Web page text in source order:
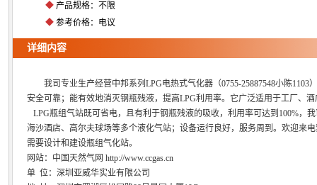
◆ 产品规格：不限
◆ 参考价格：电议
详细内容
我司专业生产经营中邦系列LPG电热式气化器（0755-25887548小陈
安全可靠；能有效地消灭钢瓶残液，提高LPG利用率。它广泛适用于工厂
LPG瓶组气站既可省电，且有利于钢瓶残液的吸收，利用率可达到100%，
海沙酒店、高尔夫球场等多个液化气站；设备运行良好，服务周到。欢迎来
需要设计和建设瓶组气化站。
网站：中国天然气网 http://www.ccgas.cn
单 位：深圳亚威华实业有限公司